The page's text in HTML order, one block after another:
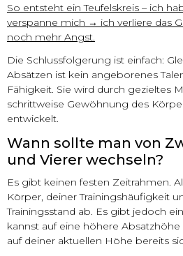
So entsteht ein Teufelskreis – ich
verspanne mich → ich verliere das
noch mehr Angst.
Die Schlussfolgerung ist einfach:
Absätzen ist kein angeborenes
Fähigkeit. Sie wird durch gezieltes
schrittweise Gewöhnung des
entwickelt.
Wann sollte man von
und Vierer wechseln?
Es gibt keinen festen Zeitrahmen.
Körper, deiner Trainingshäufigkeit
Trainingsstand ab. Es gibt jedoch
kannst auf eine höhere
auf deiner aktuellen Höhe bereits